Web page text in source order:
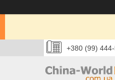
+380 (99)